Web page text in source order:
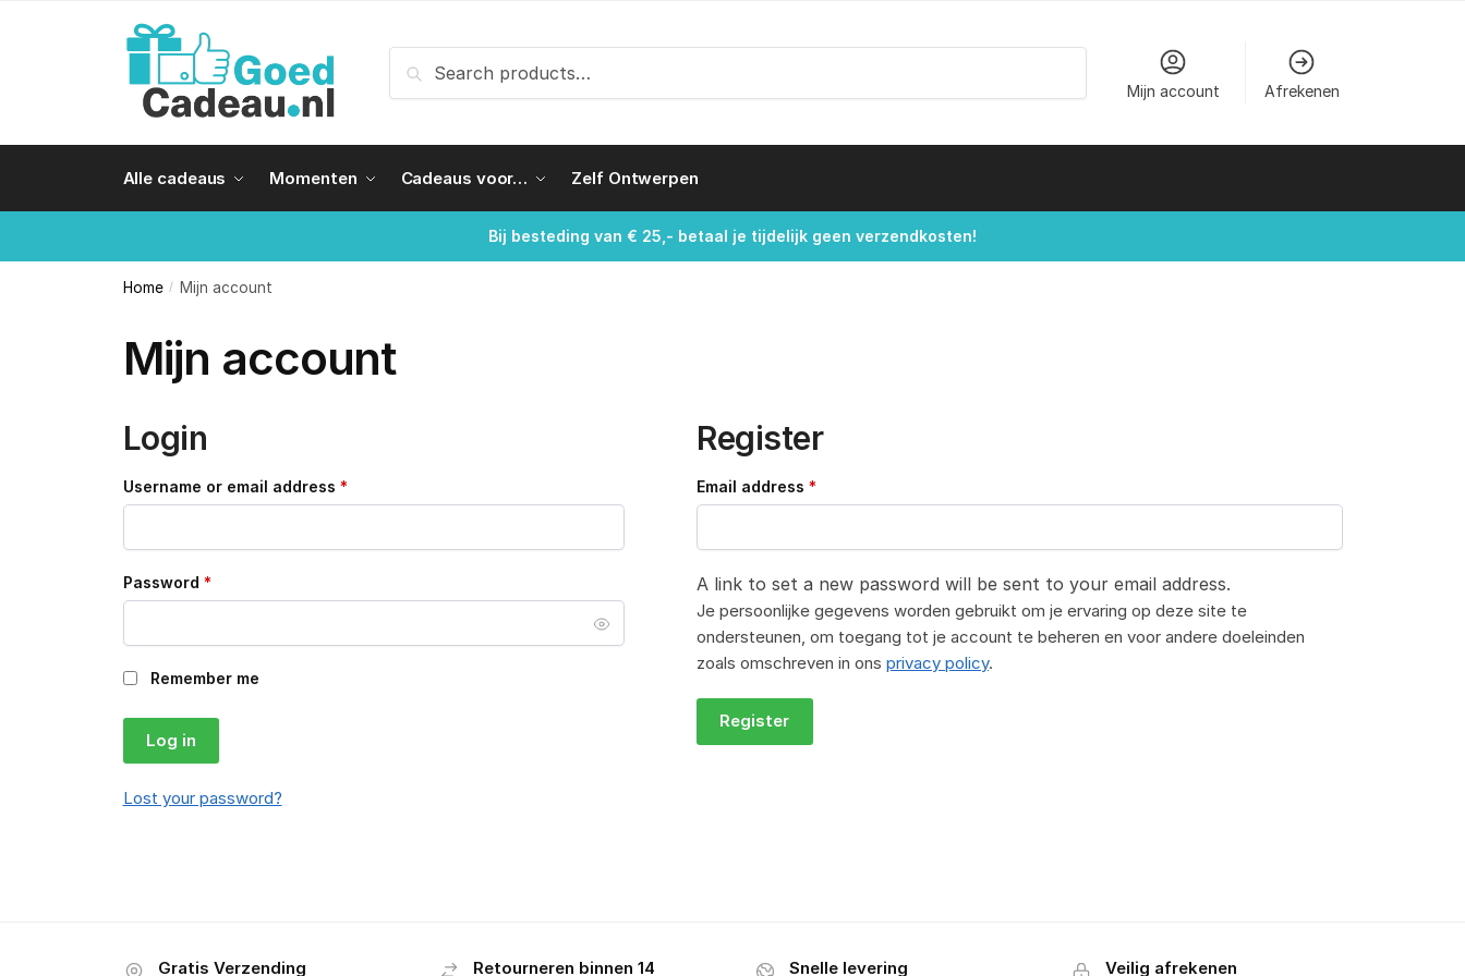
Search
Mijn account Afrekenen
Alle cadeaus Momenten Cadeaus voor… Zelf Ontwerpen
Bij besteding van € 25,- betaal je tijdelijk geen verzendkosten!
Home / Mijn account
Mijn account
Login
Username or email address *
Password *
Remember me
Log in
Lost your password?
Register
Email address*
A link to set a new password will be sent to your email address.
Je persoonlijke gegevens worden gebruikt om je ervaring op deze site te
ondersteunen, om toegang tot je account te beheren en voor andere doeleinden
zoals omschreven in onsprivacy policy.
Register
Gratis Verzending Retourneren binnen 14 Snelle levering Veilig afrekenen